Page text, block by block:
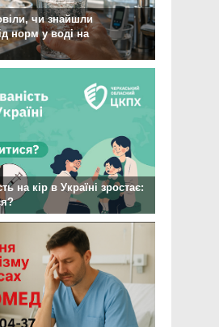
чи знайшли
норм у воді на
на кір в Україні зростає: